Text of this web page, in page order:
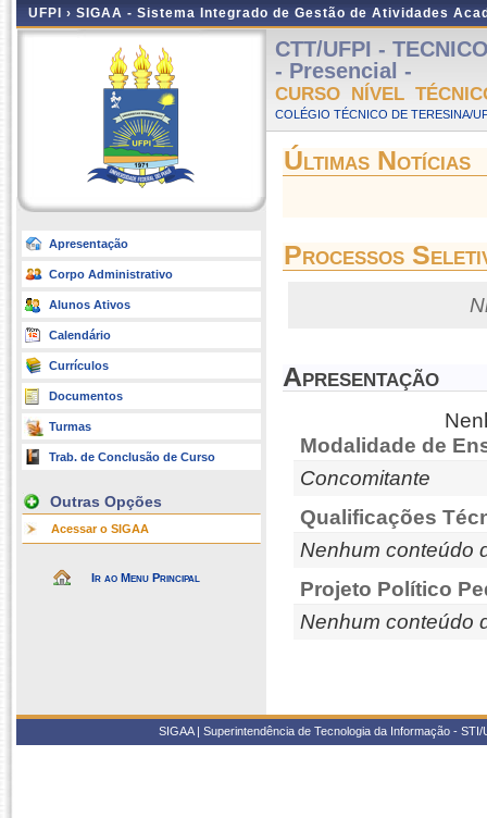
UFPI › SIGAA - Sistema Integrado de Gestão de Atividades
Apresentação
Corpo Administrativo
Alunos Ativos
Calendário
Currículos
Documentos
Turmas
Trab. de Conclusão de Curso
Outras Opções
Acessar o SIGAA
Ir ao Menu Principal
CTT/UFPI -
- Presencial -
CURSO NÍVEL
COLÉGIO TÉCNICO DE TERESINA/
Últimas Notícias
Processos
Apresentação
Modalidade de
Concomitante
Qualificações
Nenhum conteúdo
Projeto Político
Nenhum conteúdo
SIGAA | Superintendência de Tecnologia da Informação -